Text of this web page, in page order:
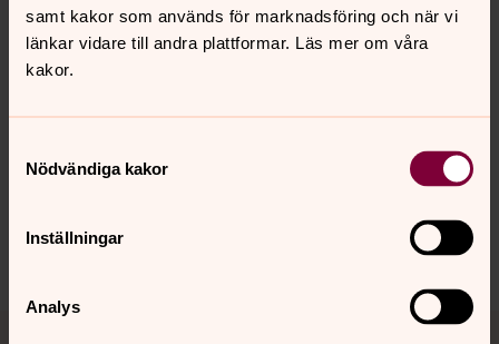
samt kakor som används för marknadsföring och när vi
länkar vidare till andra plattformar. Läs mer om våra
kakor.
Nödvändiga kakor
Inställningar
Analys
knista.forsamling@svenskakyrkan.se
Tillbaka till toppen
Tillbaka till innehållet